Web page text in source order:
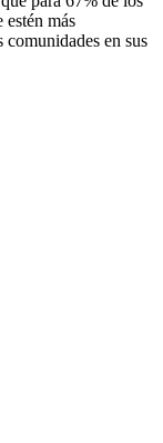
estén más
comunidades en sus